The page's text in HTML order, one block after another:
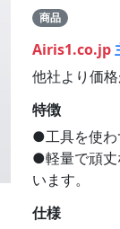
商品
Airis1.co.jp
他社より価
特徴
●工具を使わ
●軽量で頑丈
います。
仕様